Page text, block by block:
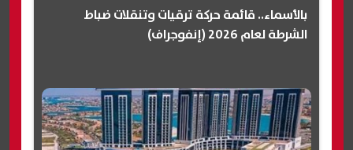
بالأسماء.. قائمة حركة ترقيات وتنقلات ضباط
الشرطة لعام 2026 (إنفوجراف)